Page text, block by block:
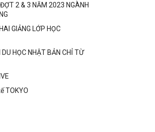
2 & 3 NĂM 2023 NGÀNH
GIẢNG LỚP HỌC
HỌC NHẬT BẢN CHỈ TỪ
TOKYO